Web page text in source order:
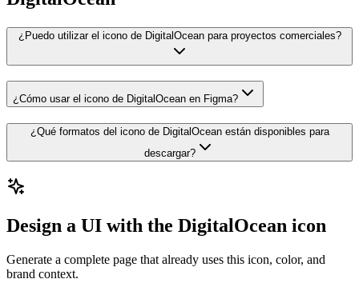
¿Puedo utilizar el icono de DigitalOcean para proyectos comerciales?
¿Cómo usar el icono de DigitalOcean en Figma?
¿Qué formatos del icono de DigitalOcean están disponibles para
descargar?
Design a UI with the DigitalOcean icon
Generate a complete page that already uses this icon, color, and
brand context.